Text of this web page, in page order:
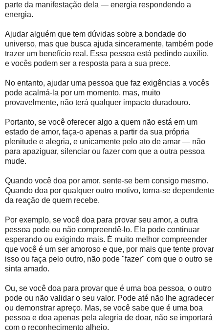
parte da manifestação dela — energia respondendo a
energia.
Ajudar alguém que tem dúvidas sobre a bondade do
universo, mas que busca ajuda sinceramente, também pode
trazer um benefício real. Essa pessoa está pedindo auxílio,
e vocês podem ser a resposta para a sua prece.
No entanto, ajudar uma pessoa que faz exigências a vocês
pode acalmá-la por um momento, mas, muito
provavelmente, não terá qualquer impacto duradouro.
Portanto, se você oferecer algo a quem não está em um
estado de amor, faça-o apenas a partir da sua própria
plenitude e alegria, e unicamente pelo ato de amar — não
para apaziguar, silenciar ou fazer com que a outra pessoa
mude.
Quando você doa por amor, sente-se bem consigo mesmo.
Quando doa por qualquer outro motivo, torna-se dependente
da reação de quem recebe.
Por exemplo, se você doa para provar seu amor, a outra
pessoa pode ou não compreendê-lo. Ela pode continuar
esperando ou exigindo mais. É muito melhor compreender
que você é um ser amoroso e que, por mais que tente provar
isso ou faça pelo outro, não pode "fazer" com que o outro se
sinta amado.
Ou, se você doa para provar que é uma boa pessoa, o outro
pode ou não validar o seu valor. Pode até não lhe agradecer
ou demonstrar apreço. Mas, se você sabe que é uma boa
pessoa e doa apenas pela alegria de doar, não se importará
com o reconhecimento alheio.